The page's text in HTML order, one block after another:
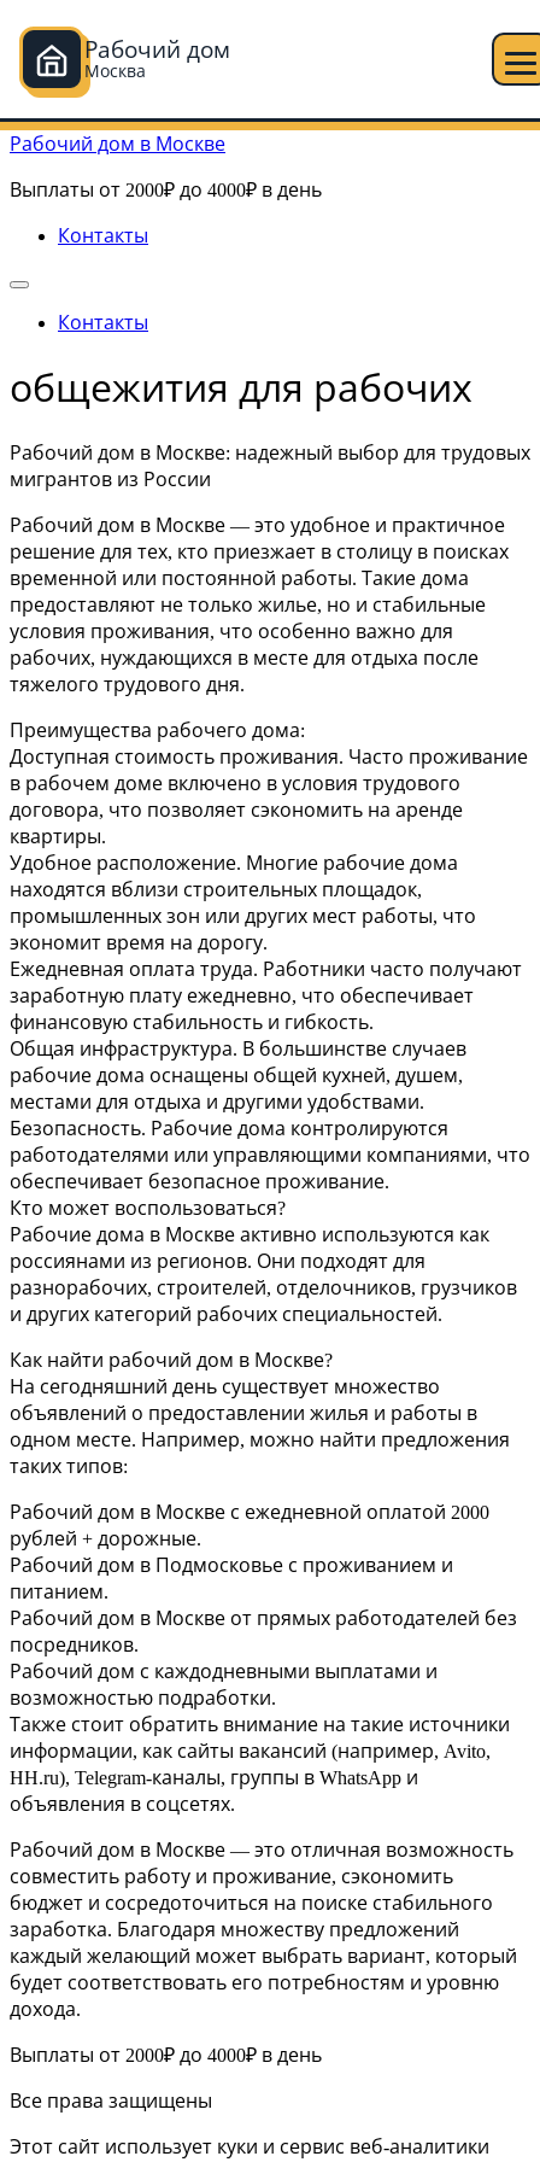
Рабочий дом
Москва
Перейти к содержимому
Рабочий дом в Москве
Выплаты от 2000₽ до 4000₽ в день
Контакты
Контакты
общежития для рабочих
Рабочий дом в Москве: надежный выбор для трудовых
мигрантов из России
Рабочий дом в Москве — это удобное и практичное
решение для тех, кто приезжает в столицу в поисках
временной или постоянной работы. Такие дома
предоставляют не только жилье, но и стабильные
условия проживания, что особенно важно для
рабочих, нуждающихся в месте для отдыха после
тяжелого трудового дня.
Преимущества рабочего дома:
Доступная стоимость проживания. Часто проживание
в рабочем доме включено в условия трудового
договора, что позволяет сэкономить на аренде
квартиры.
Удобное расположение. Многие рабочие дома
находятся вблизи строительных площадок,
промышленных зон или других мест работы, что
экономит время на дорогу.
Ежедневная оплата труда. Работники часто получают
заработную плату ежедневно, что обеспечивает
финансовую стабильность и гибкость.
Общая инфраструктура. В большинстве случаев
рабочие дома оснащены общей кухней, душем,
местами для отдыха и другими удобствами.
Безопасность. Рабочие дома контролируются
работодателями или управляющими компаниями, что
обеспечивает безопасное проживание.
Кто может воспользоваться?
Рабочие дома в Москве активно используются как
россиянами из регионов. Они подходят для
разнорабочих, строителей, отделочников, грузчиков
и других категорий рабочих специальностей.
Как найти рабочий дом в Москве?
На сегодняшний день существует множество
объявлений о предоставлении жилья и работы в
одном месте. Например, можно найти предложения
таких типов:
Рабочий дом в Москве с ежедневной оплатой 2000
рублей + дорожные.
Рабочий дом в Подмосковье с проживанием и
питанием.
Рабочий дом в Москве от прямых работодателей без
посредников.
Рабочий дом с каждодневными выплатами и
возможностью подработки.
Также стоит обратить внимание на такие источники
информации, как сайты вакансий (например, Avito,
HH.ru), Telegram-каналы, группы в WhatsApp и
объявления в соцсетях.
Рабочий дом в Москве — это отличная возможность
совместить работу и проживание, сэкономить
бюджет и сосредоточиться на поиске стабильного
заработка. Благодаря множеству предложений
каждый желающий может выбрать вариант, который
будет соответствовать его потребностям и уровню
дохода.
Выплаты от 2000₽ до 4000₽ в день
Все права защищены
Этот сайт использует куки и сервис веб-аналитики